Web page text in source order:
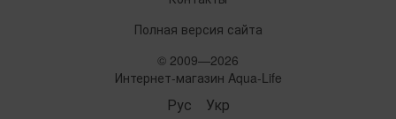
Полная версия сайта
© 2009—2026
Интернет-магазин Aqua-Life
Рус Укр